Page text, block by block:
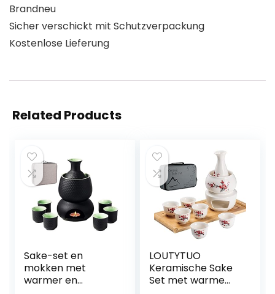
Brandneu
Sicher verschickt mit Schutzverpackung
Kostenlose Lieferung
Related Products
Sake-set en
mokken met
warmer en
LOUTYTUO
Keramische Sake
Set met warme